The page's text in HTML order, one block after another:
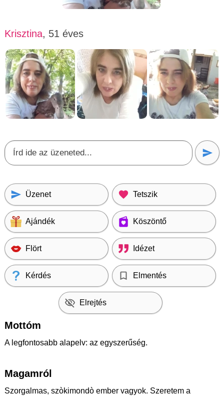
Krisztina, 51 éves
Üzenet Tetszik
Ajándék Köszöntő
Flört Idézet
Kérdés Elmentés
Elrejtés
Mottóm
A legfontosabb alapelv: az egyszerűség.
Magamról
Szorgalmas, szòkimondò ember vagyok. Szeretem a